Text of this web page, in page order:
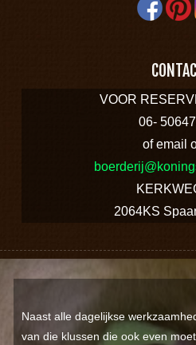
VOOR
06-
of email
2064KS
Naast alle dagelijkse
van die klussen die ook even